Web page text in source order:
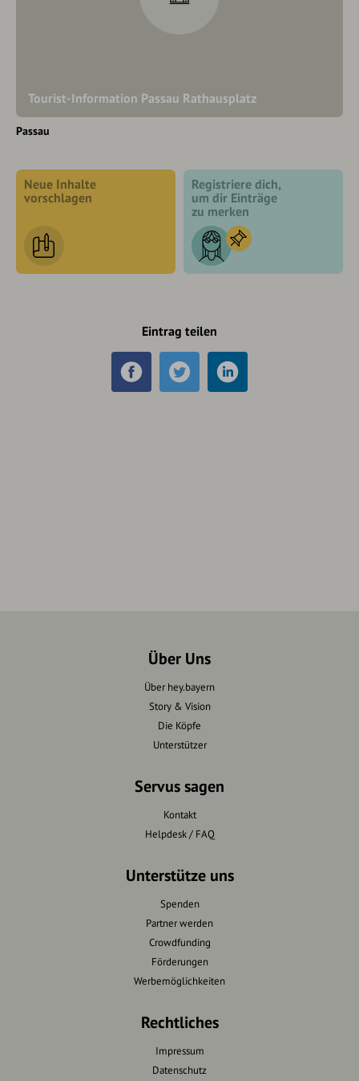
Tourist-Information Passau Rathausplatz
Passau
Neue Inhalte
vorschlagen
Registriere dich,
um dir Einträge
zu merken
Eintrag teilen
Über Uns
Über hey.bayern
Story & Vision
Die Köpfe
Unterstützer
Servus sagen
Kontakt
Helpdesk / FAQ
Unterstütze uns
Spenden
Partner werden
Crowdfunding
Förderungen
Werbemöglichkeiten
Rechtliches
Impressum
Datenschutz